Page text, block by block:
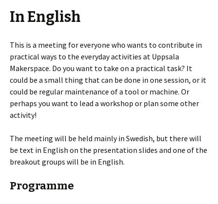
In English
This is a meeting for everyone who wants to contribute in
practical ways to the everyday activities at Uppsala
Makerspace. Do you want to take on a practical task? It
could be a small thing that can be done in one session, or it
could be regular maintenance of a tool or machine. Or
perhaps you want to lead a workshop or plan some other
activity!
The meeting will be held mainly in Swedish, but there will
be text in English on the presentation slides and one of the
breakout groups will be in English.
Programme